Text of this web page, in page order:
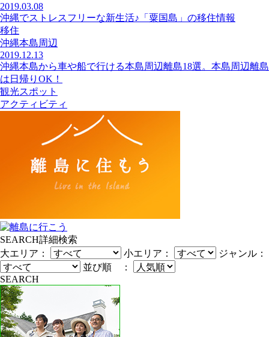
2019.03.08
沖縄でストレスフリーな新生活♪「粟国島」の移住情報
移住
沖縄本島周辺
2019.12.13
沖縄本島から車や船で行ける本島周辺離島18選。本島周辺離島
は日帰りOK！
観光スポット
アクティビティ
SEARCH詳細検索
大エリア：
小エリア：
ジャンル：
並び順 ：
SEARCH